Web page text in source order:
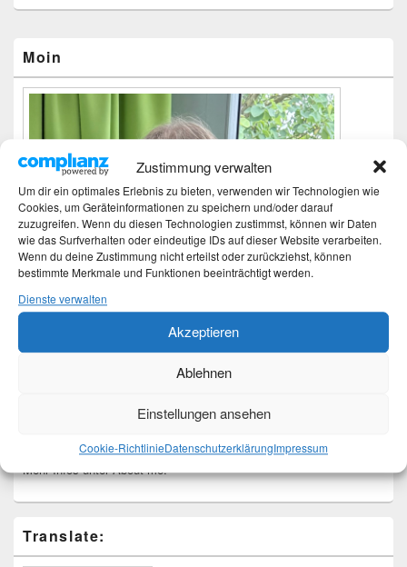
Zustimmung verwalten
Um dir ein optimales Erlebnis zu bieten, verwenden wir Technologien wie
Cookies, um Geräteinformationen zu speichern und/oder darauf
zuzugreifen. Wenn du diesen Technologien zustimmst, können wir Daten
wie das Surfverhalten oder eindeutige IDs auf dieser Website verarbeiten.
Wenn du deine Zustimmung nicht erteilst oder zurückziehst, können
bestimmte Merkmale und Funktionen beeinträchtigt werden.
Dienste verwalten
Akzeptieren
Ablehnen
Einstellungen ansehen
Cookie-RichtlinieDatenschutzerklärungImpressum
Seitenleisten-
Widgetbereich
Moin
Ich bin Martina und Autorin dieses Blogs.
Mehr Infos unter About me.
Translate: